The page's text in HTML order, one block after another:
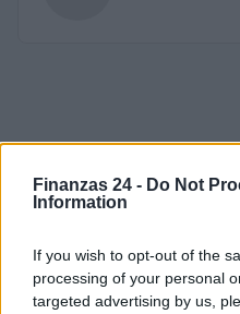
Finanzas 24 - Do Not
Information
If you wish to opt-out of the
processing of your personal
targeted advertising by us,